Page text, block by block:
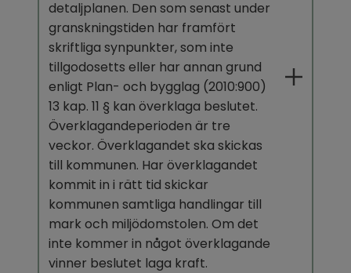
detaljplanen. Den som senast under
granskningstiden har framfört
skriftliga synpunkter, som inte
tillgodosetts eller har annan grund
enligt Plan- och bygglag (2010:900)
13 kap. 11 § kan överklaga beslutet.
Överklagandeperioden är tre
veckor. Överklagandet ska skickas
till kommunen. Har överklagandet
kommit in i rätt tid skickar
kommunen samtliga handlingar till
mark och miljödomstolen. Om det
inte kommer in något överklagande
vinner beslutet laga kraft.